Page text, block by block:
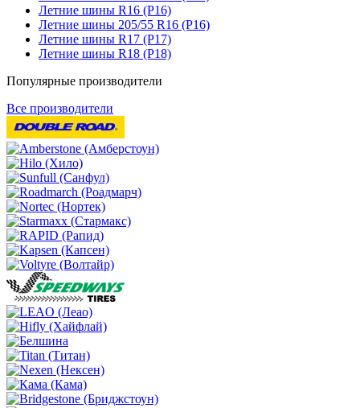
Летние шины R16 (Р16)
Летние шины 205/55 R16 (Р16)
Летние шины R17 (Р17)
Летние шины R18 (Р18)
Популярные производители
Все производители